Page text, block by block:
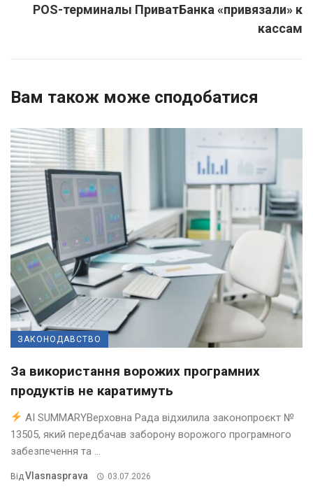
POS-терминалы ПриватБанка «привязали» к
кассам
Вам також може сподобатися
ЗАКОНОДАВСТВО
За використання ворожих програмних
продуктів не каратимуть
AI SUMMARYВерховна Рада відхилила законопроєкт №
13505, який передбачав заборону ворожого програмного
забезпечення та ...
ВідVlasnasprava 03.07.2026